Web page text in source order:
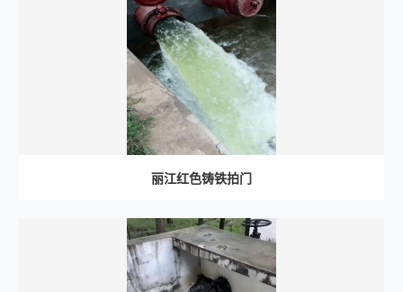
丽江红色铸铁拍门